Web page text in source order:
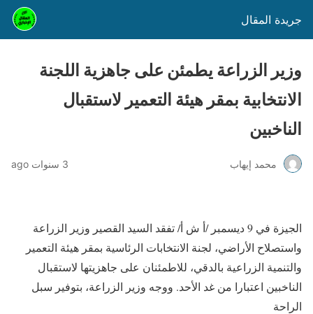
جريدة المقال
وزير الزراعة يطمئن على جاهزية اللجنة
الانتخابية بمقر هيئة التعمير لاستقبال
الناخبين
محمد إيهاب 3 سنوات ago
الجيزة في 9 ديسمبر /أ ش أ/ تفقد السيد القصير وزير الزراعة
واستصلاح الأراضي، لجنة الانتخابات الرئاسية بمقر هيئة التعمير
والتنمية الزراعية بالدقي، للاطمئنان على جاهزيتها لاستقبال
الناخبين اعتبارا من غد الأحد. ووجه وزير الزراعة، بتوفير سبل
الراحة